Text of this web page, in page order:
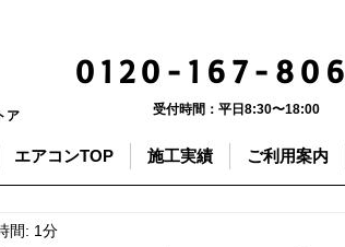
0120-167-806
ア 受付時間： 平日8:30〜18:00
エアコンTOP 施工実績 ご利用案内
間: 1分